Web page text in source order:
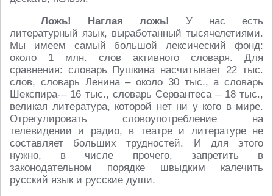
Ложь! Наглая ложь!
У нас есть
литературный язык, выработанный тысячелетиями.
Мы имеем самый большой лексический фонд:
около 1 млн. слов активного словаря. Для
сравнения: словарь Пушкина насчитывает 22 тыс.
слов, словарь Ленина – около 30 тыс., а словарь
Шекспира-– 16 тыс., словарь Сервантеса – 18 тыс.,
великая литература, которой нет ни у кого в мире.
Отрегулировать словоупотребление на
телевидении и радио, в театре и литературе не
составляет больших трудностей. И для этого
нужно, в числе прочего, запретить в
законодательном порядке швыдким калечить
русский язык и русские души.